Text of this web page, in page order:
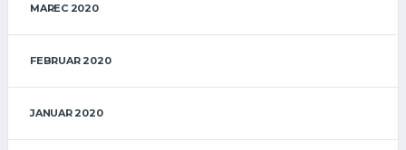
MAREC 2020
FEBRUAR 2020
JANUAR 2020